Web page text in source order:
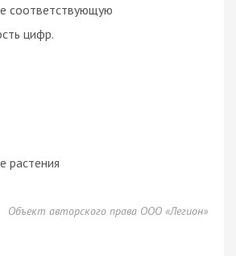
соответствующую
цифр.
растения
Объект авторского права ООО «Легион»